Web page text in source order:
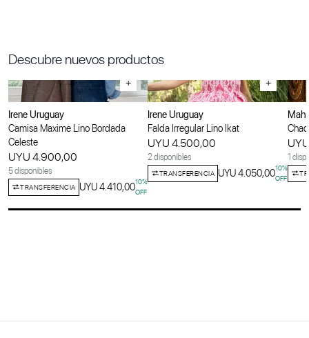
Descubre nuevos productos
+
Irene Uruguay
Camisa Maxime Lino Bordada
Celeste
UYU 4.900,00
5 disponibles
TRANSFERENCIA UYU 4.410,0010%
OFF
+
Irene Uruguay
Falda Irregular Lino Ikat
UYU 4.500,00
2 disponibles
TRANSFERENCIA UYU 4.050,0010%
OFF
1